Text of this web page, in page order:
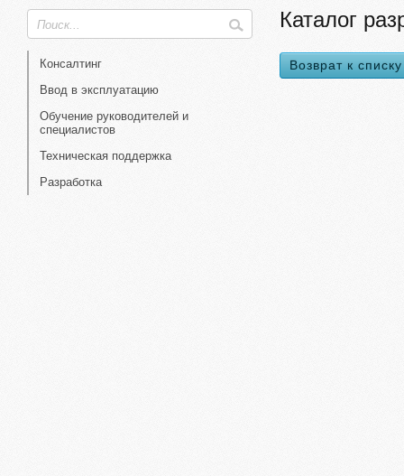
Каталог
Возврат к списку
Консалтинг
Ввод в эксплуатацию
Обучение руководителей и
специалистов
Техническая поддержка
Разработка